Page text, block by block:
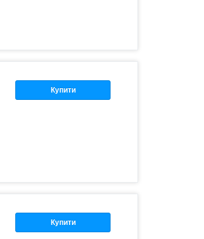
Купити
Купити